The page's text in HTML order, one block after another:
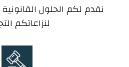
نقدم لكم الحلول
لنزاعاتكم